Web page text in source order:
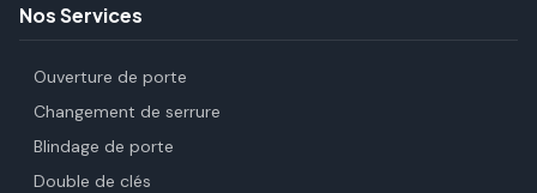
Nos Services
Ouverture de porte
Changement de serrure
Blindage de porte
Double de clés